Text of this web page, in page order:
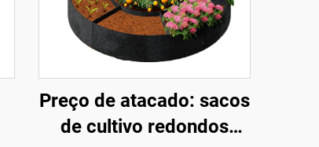
Preço de atacado: sacos
de cultivo redondos